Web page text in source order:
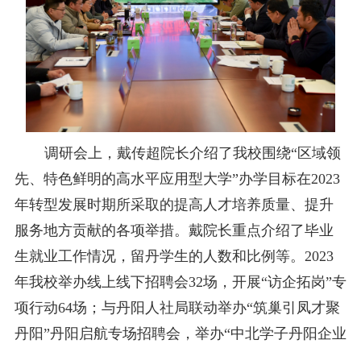
调研会上 ， 戴传超院长介绍了我校 围绕“区域领
先、特色鲜明的高水平应用型大学”办学目标在2023
年转型发展时期所采取的提高人才培养质量、提升
服务地方贡献的各项举措。戴院长重点介绍了毕业
生就业工作情况，留丹学生的人数和比例 等。 2023
年我校举办线上线下招聘会32场，开展“访企拓岗”专
项行动64场 ； 与丹阳人社局联动举办“筑巢引凤才聚
丹阳”丹阳启航专场招聘会 ， 举办“中北学子丹阳企业